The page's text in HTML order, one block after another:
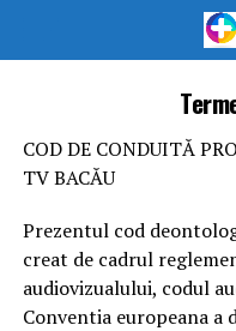
COD DE CONDUITĂ
TV BACĂU
Prezentul cod
creat de cadrul
audiovizualului, codul
Conventia europeana